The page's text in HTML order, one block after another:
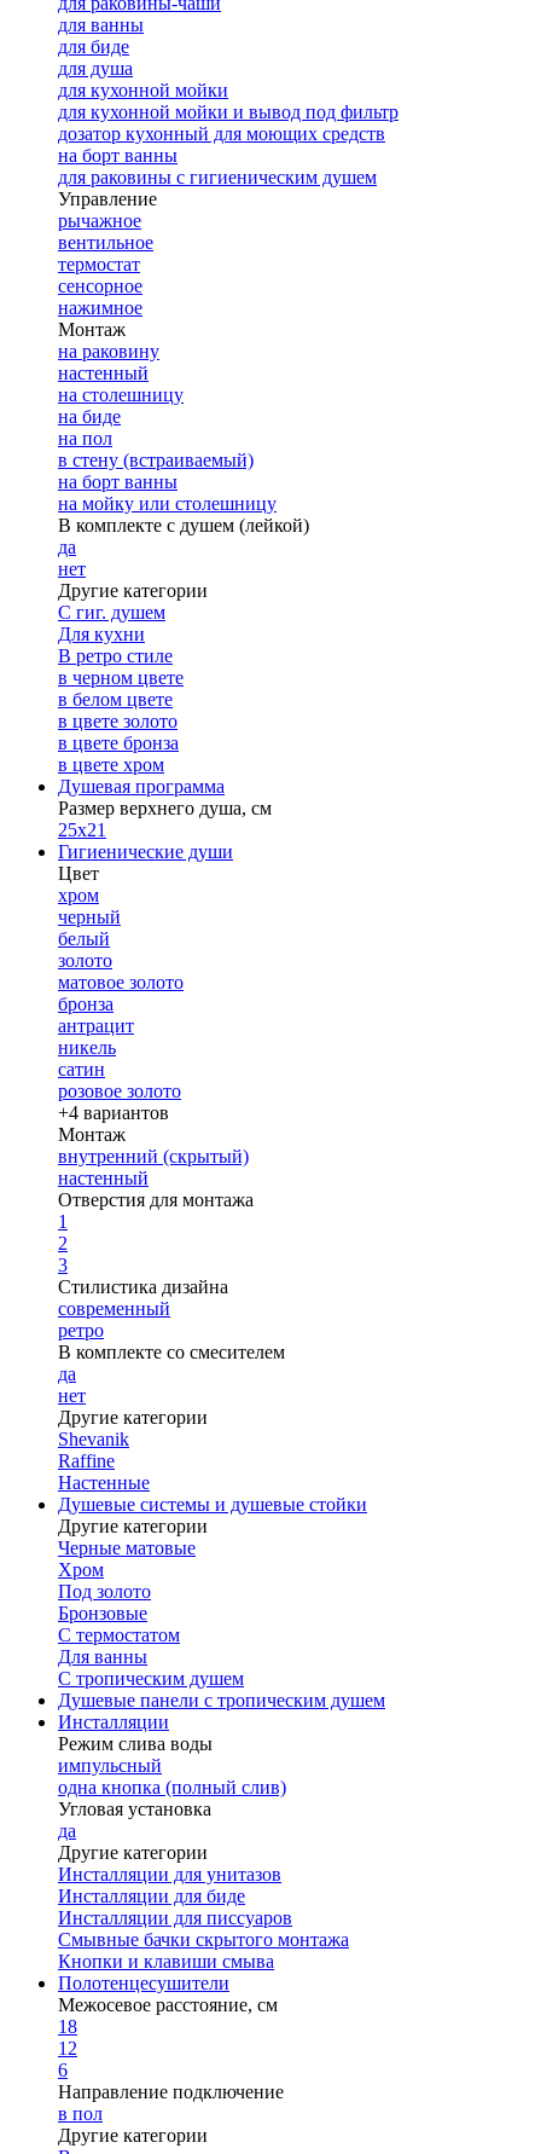
для ванны
для биде
для душа
для кухонной мойки
для кухонной мойки и вывод под фильтр
дозатор кухонный для моющих средств
на борт ванны
для раковины с гигиеническим душем
Управление
рычажное
вентильное
термостат
сенсорное
нажимное
Монтаж
на раковину
настенный
на столешницу
на биде
на пол
в стену (встраиваемый)
на борт ванны
на мойку или столешницу
В комплекте с душем (лейкой)
да
нет
Другие категории
С гиг. душем
Для кухни
В ретро стиле
в черном цвете
в белом цвете
в цвете золото
в цвете бронза
в цвете хром
Душевая программа
Размер верхнего душа, см
25х21
Гигиенические души
Цвет
хром
черный
белый
золото
матовое золото
бронза
антрацит
никель
сатин
розовое золото
+4 вариантов
Монтаж
внутренний (скрытый)
настенный
Отверстия для монтажа
1
2
3
Стилистика дизайна
современный
ретро
В комплекте со смесителем
да
нет
Другие категории
Shevanik
Raffine
Настенные
Душевые системы и душевые стойки
Другие категории
Черные матовые
Хром
Под золото
Бронзовые
С термостатом
Для ванны
С тропическим душем
Душевые панели с тропическим душем
Инсталляции
Режим слива воды
импульсный
одна кнопка (полный слив)
Угловая установка
да
Другие категории
Инсталляции для унитазов
Инсталляции для биде
Инсталляции для писсуаров
Смывные бачки скрытого монтажа
Кнопки и клавиши смыва
Полотенцесушители
Межосевое расстояние, см
18
12
6
Направление подключение
в пол
Другие категории